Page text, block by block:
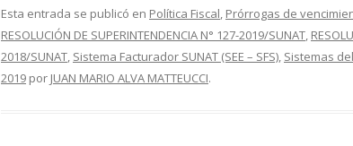
e
b
o
itt
er
m
p
ar
Esta entrada se publicó en Política Fiscal, Prórrogas de
RESOLUCIÓN DE SUPERINTENDENCIA N° 127-2019/SUNAT,
2018/SUNAT, Sistema Facturador SUNAT (SEE – SFS), Sistemas
2019 por JUAN MARIO ALVA MATTEUCCI.